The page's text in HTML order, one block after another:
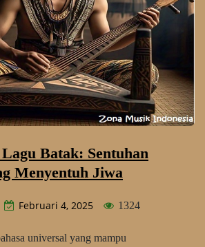
Batak: Sentuhan
Menyentuh Jiwa
Februari 4, 2025 1324
universal yang mampu